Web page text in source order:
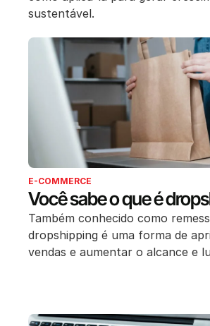
sustentável.
E-COMMERCE
Você sabe o que é
Também conhecido como
dropshipping é uma forma de
vendas e aumentar o alcance e